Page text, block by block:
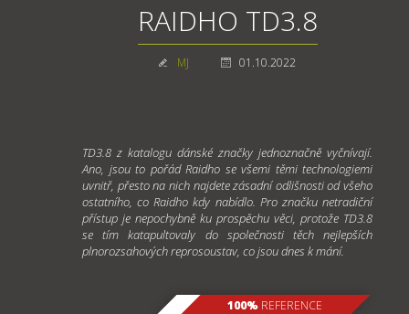
RAIDHO TD3.8
MJ 01.10.2022
TD3.8 z katalogu dánské značky jednoznačně vyčnívají.
Ano, jsou to pořád Raidho se všemi těmi technologiemi
uvnitř, přesto na nich najdete zásadní odlišnosti od všeho
ostatního, co Raidho kdy nabídlo. Pro značku netradiční
přístup je nepochybně ku prospěchu věci, protože TD3.8
se tím katapultovaly do společnosti těch nejlepších
plnorozsahových reprosoustav, co jsou dnes k mání.
100% REFERENCE